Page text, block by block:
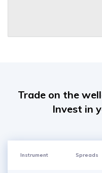
Trade on the
Invest in
Instrument Spreads